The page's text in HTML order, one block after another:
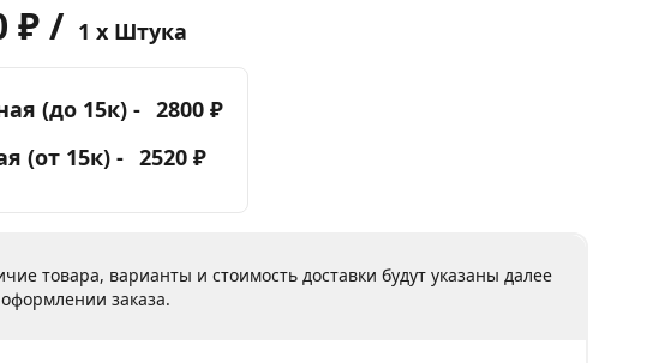
₽ / 1 x Штука
(до 15к) - 2800 ₽
(от 15к) - 2520 ₽
товара, варианты и стоимость доставки будут указаны далее
заказа.